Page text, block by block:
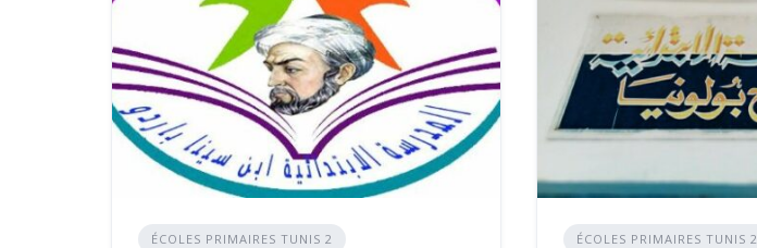
ÉCOLES PRIMAIRES TUNIS 2 ÉCOLES PRIMAIRES TUNIS 2